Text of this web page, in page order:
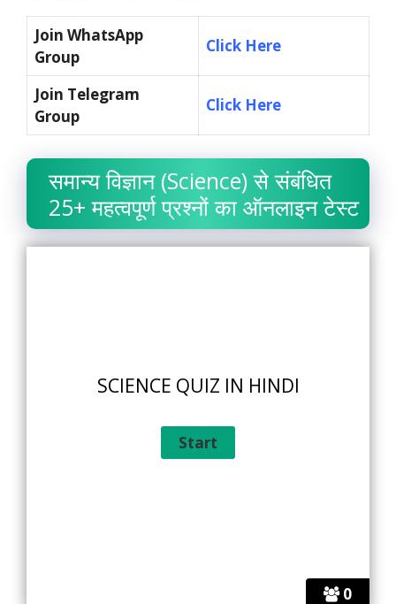
Join WhatsApp
Group
Click Here
Join Telegram
Group
Click Here
समान्य विज्ञान (Science) से संबंधित
25+ महत्वपूर्ण प्रश्नों का ऑनलाइन टेस्ट
0
SCIENCE QUIZ IN HINDI